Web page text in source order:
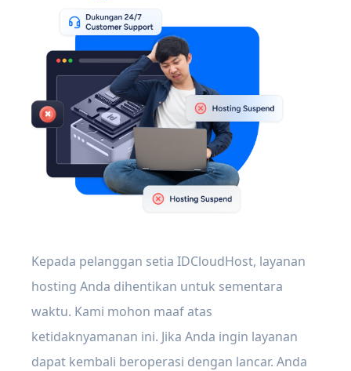
Kepada pelanggan setia IDCloudHost, layanan
hosting Anda dihentikan untuk sementara
waktu. Kami mohon maaf atas
ketidaknyamanan ini. Jika Anda ingin layanan
dapat kembali beroperasi dengan lancar. Anda